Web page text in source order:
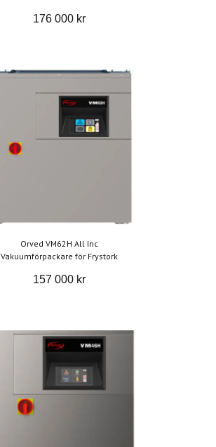
176 000 kr
Orved VM62H All Inc
Vakuumförpackare för Frystork
157 000 kr